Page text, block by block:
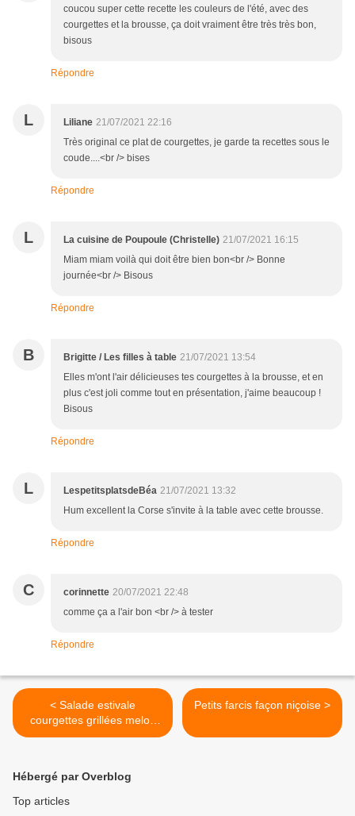
coucou super cette recette les couleurs de l'été, avec des
courgettes et la brousse, ça doit vraiment être très très bon,
bisous
Répondre
L Liliane 21/07/2021 22:16
Très original ce plat de courgettes, je garde ta recettes sous le
coude....<br /> bises
Répondre
L La cuisine de Poupoule (Christelle) 21/07/2021 16:15
Miam miam voilà qui doit être bien bon<br /> Bonne
journée<br /> Bisous
Répondre
B Brigitte / Les filles à table 21/07/2021 13:54
Elles m'ont l'air délicieuses tes courgettes à la brousse, et en
plus c'est joli comme tout en présentation, j'aime beaucoup !
Bisous
Répondre
L LespetitsplatsdeBéa 21/07/2021 13:32
Hum excellent la Corse s'invite à la table avec cette brousse.
Répondre
C corinnette 20/07/2021 22:48
comme ça a l'air bon <br /> à tester
Répondre
< Salade estivale
courgettes grillées melon
pastèque feta jambon cru et
Petits farcis façon niçoise >
Hébergé par Overblog
Top articles